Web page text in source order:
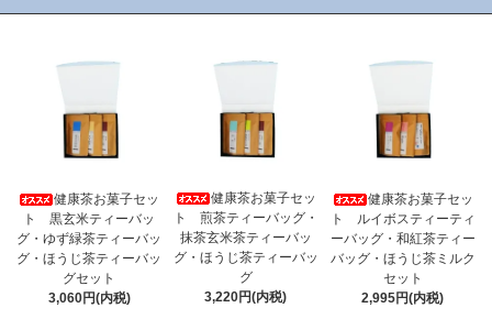
健康茶お菓子セッ
ト 黒玄米ティーバッ
グ・ゆず緑茶ティーバッ
グ・ほうじ茶ティーバッ
グセット
3,060円(内税)
健康茶お菓子セッ
ト 煎茶ティーバッグ・
抹茶玄米茶ティーバッ
グ・ほうじ茶ティーバッ
グ
3,220円(内税)
健康茶お菓子セッ
ト ルイボスティーティ
ーバッグ・和紅茶ティー
バッグ・ほうじ茶ミルク
セット
2,995円(内税)